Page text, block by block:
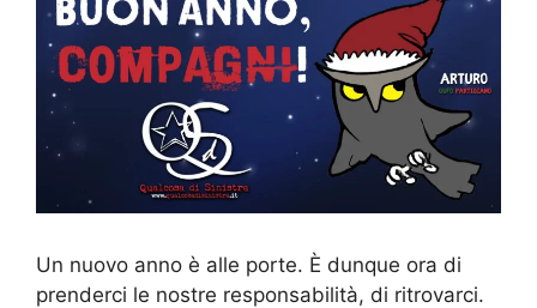
Un nuovo anno è alle porte. È dunque ora di
prenderci le nostre responsabilità, di ritrovarci.